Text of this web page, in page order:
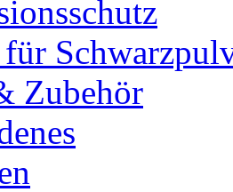
Zubehör